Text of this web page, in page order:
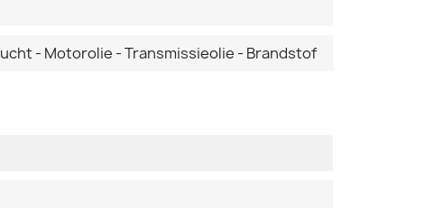
- Motorolie - Transmissieolie - Brandstof